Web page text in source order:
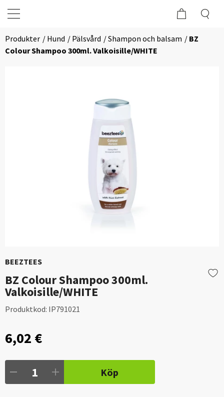
Produkter Hund Pälsvård Shampon och balsam
BZ
Colour Shampoo 300ml. Valkoisille/WHITE
BEEZTEES
BZ Colour Shampoo 300ml.
Valkoisille/WHITE
Produktkod: IP791021
6,02 €
Köp